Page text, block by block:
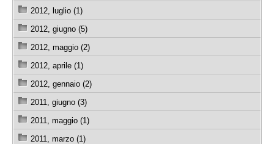
2012, luglio (1)
2012, giugno (5)
2012, maggio (2)
2012, aprile (1)
2012, gennaio (2)
2011, giugno (3)
2011, maggio (1)
2011, marzo (1)